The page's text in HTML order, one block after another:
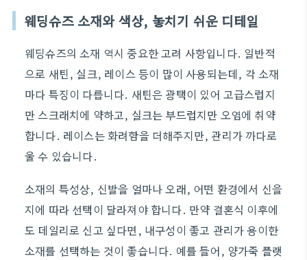
웨딩슈즈 소재와 색상, 놓치기 쉬운 디테일
웨딩슈즈의 소재 역시 중요한 고려 사항입니다. 일반적
으로 새틴, 실크, 레이스 등이 많이 사용되는데, 각 소재
마다 특징이 다릅니다. 새틴은 광택이 있어 고급스럽지
만 스크래치에 약하고, 실크는 부드럽지만 오염에 취약
합니다. 레이스는 화려함을 더해주지만, 관리가 까다로
울 수 있습니다.
소재의 특성상, 신발을 얼마나 오래, 어떤 환경에서 신을
지에 따라 선택이 달라져야 합니다. 만약 결혼식 이후에
도 데일리로 신고 싶다면, 내구성이 좋고 관리가 용이한
소재를 선택하는 것이 좋습니다. 예를 들어, 양가죽 플랫